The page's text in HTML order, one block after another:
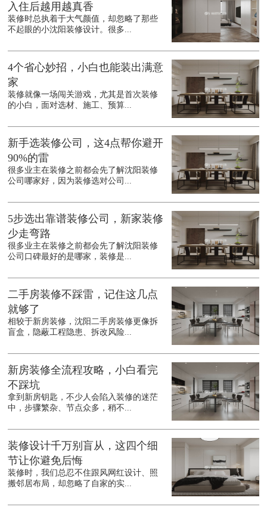
入住后越用越真香
装修时总执着于大气颜值，却忽略了那些
不起眼的小沈阳装修设计。很多...
4个省心妙招，小白也能装出满意
家
装修就像一场闯关游戏，尤其是首次装修
的小白，面对选材、施工、预算...
新手选装修公司，这4点帮你避开
90%的雷
很多业主在装修之前都会先了解沈阳装修
公司哪家好，因为装修选对公司...
5步选出靠谱装修公司，新家装修
少走弯路
很多业主在装修之前都会先了解沈阳装修
公司口碑最好的是哪家，装修是...
二手房装修不踩雷，记住这几点
就够了
相较于新房装修，沈阳二手房装修更像拆
盲盒，隐蔽工程隐患、拆改风险...
新房装修全流程攻略，小白看完
不踩坑
拿到新房钥匙，不少人会陷入装修的迷茫
中，步骤繁杂、节点众多，稍不...
装修设计千万别盲从，这四个细
节让你避免后悔
装修时，我们总忍不住跟风网红设计、照
搬邻居布局，却忽略了自家的实...